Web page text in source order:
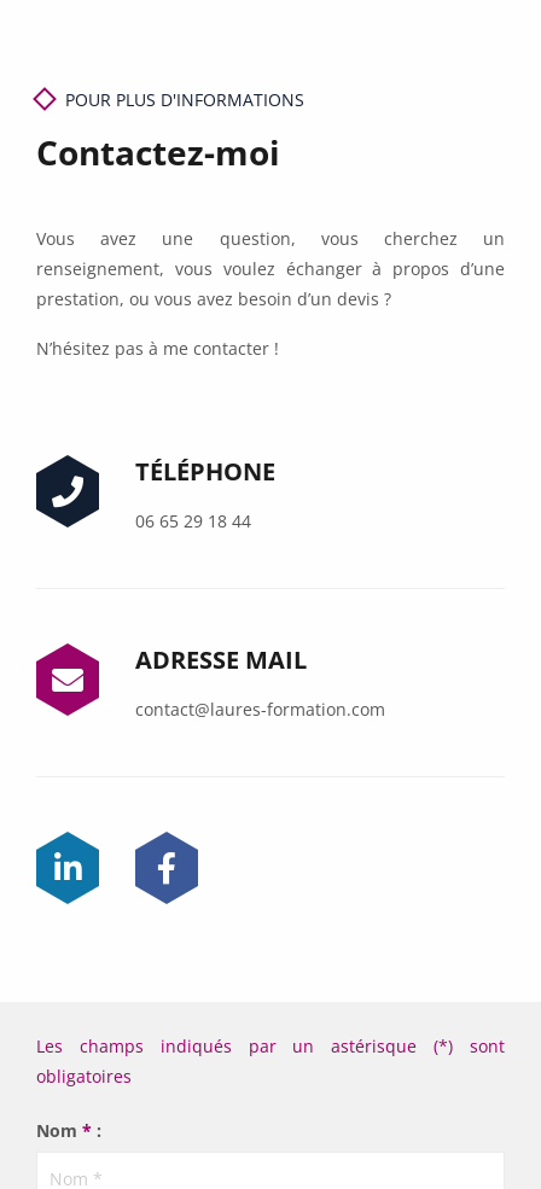
POUR PLUS D'INFORMATIONS
Contactez-moi
Vous avez une question, vous cherchez un
renseignement, vous voulez échanger à propos d’une
prestation, ou vous avez besoin d’un devis ?
N’hésitez pas à me contacter !
TÉLÉPHONE
06 65 29 18 44
ADRESSE MAIL
contact@laures-formation.com
Les champs indiqués par un astérisque (*) sont
obligatoires
Nom * :